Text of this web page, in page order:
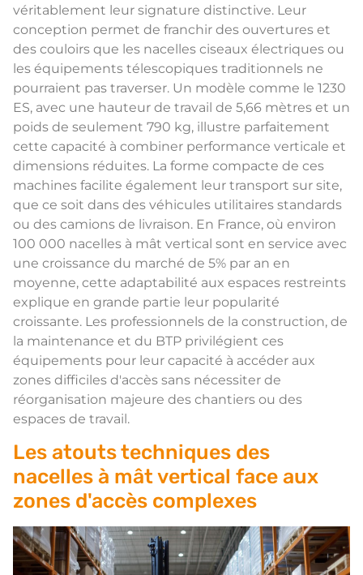
véritablement leur signature distinctive. Leur
conception permet de franchir des ouvertures et
des couloirs que les nacelles ciseaux électriques ou
les équipements télescopiques traditionnels ne
pourraient pas traverser. Un modèle comme le 1230
ES, avec une hauteur de travail de 5,66 mètres et un
poids de seulement 790 kg, illustre parfaitement
cette capacité à combiner performance verticale et
dimensions réduites. La forme compacte de ces
machines facilite également leur transport sur site,
que ce soit dans des véhicules utilitaires standards
ou des camions de livraison. En France, où environ
100 000 nacelles à mât vertical sont en service avec
une croissance du marché de 5% par an en
moyenne, cette adaptabilité aux espaces restreints
explique en grande partie leur popularité
croissante. Les professionnels de la construction, de
la maintenance et du BTP privilégient ces
équipements pour leur capacité à accéder aux
zones difficiles d'accès sans nécessiter de
réorganisation majeure des chantiers ou des
espaces de travail.
Les atouts techniques des
nacelles à mât vertical face aux
zones d'accès complexes